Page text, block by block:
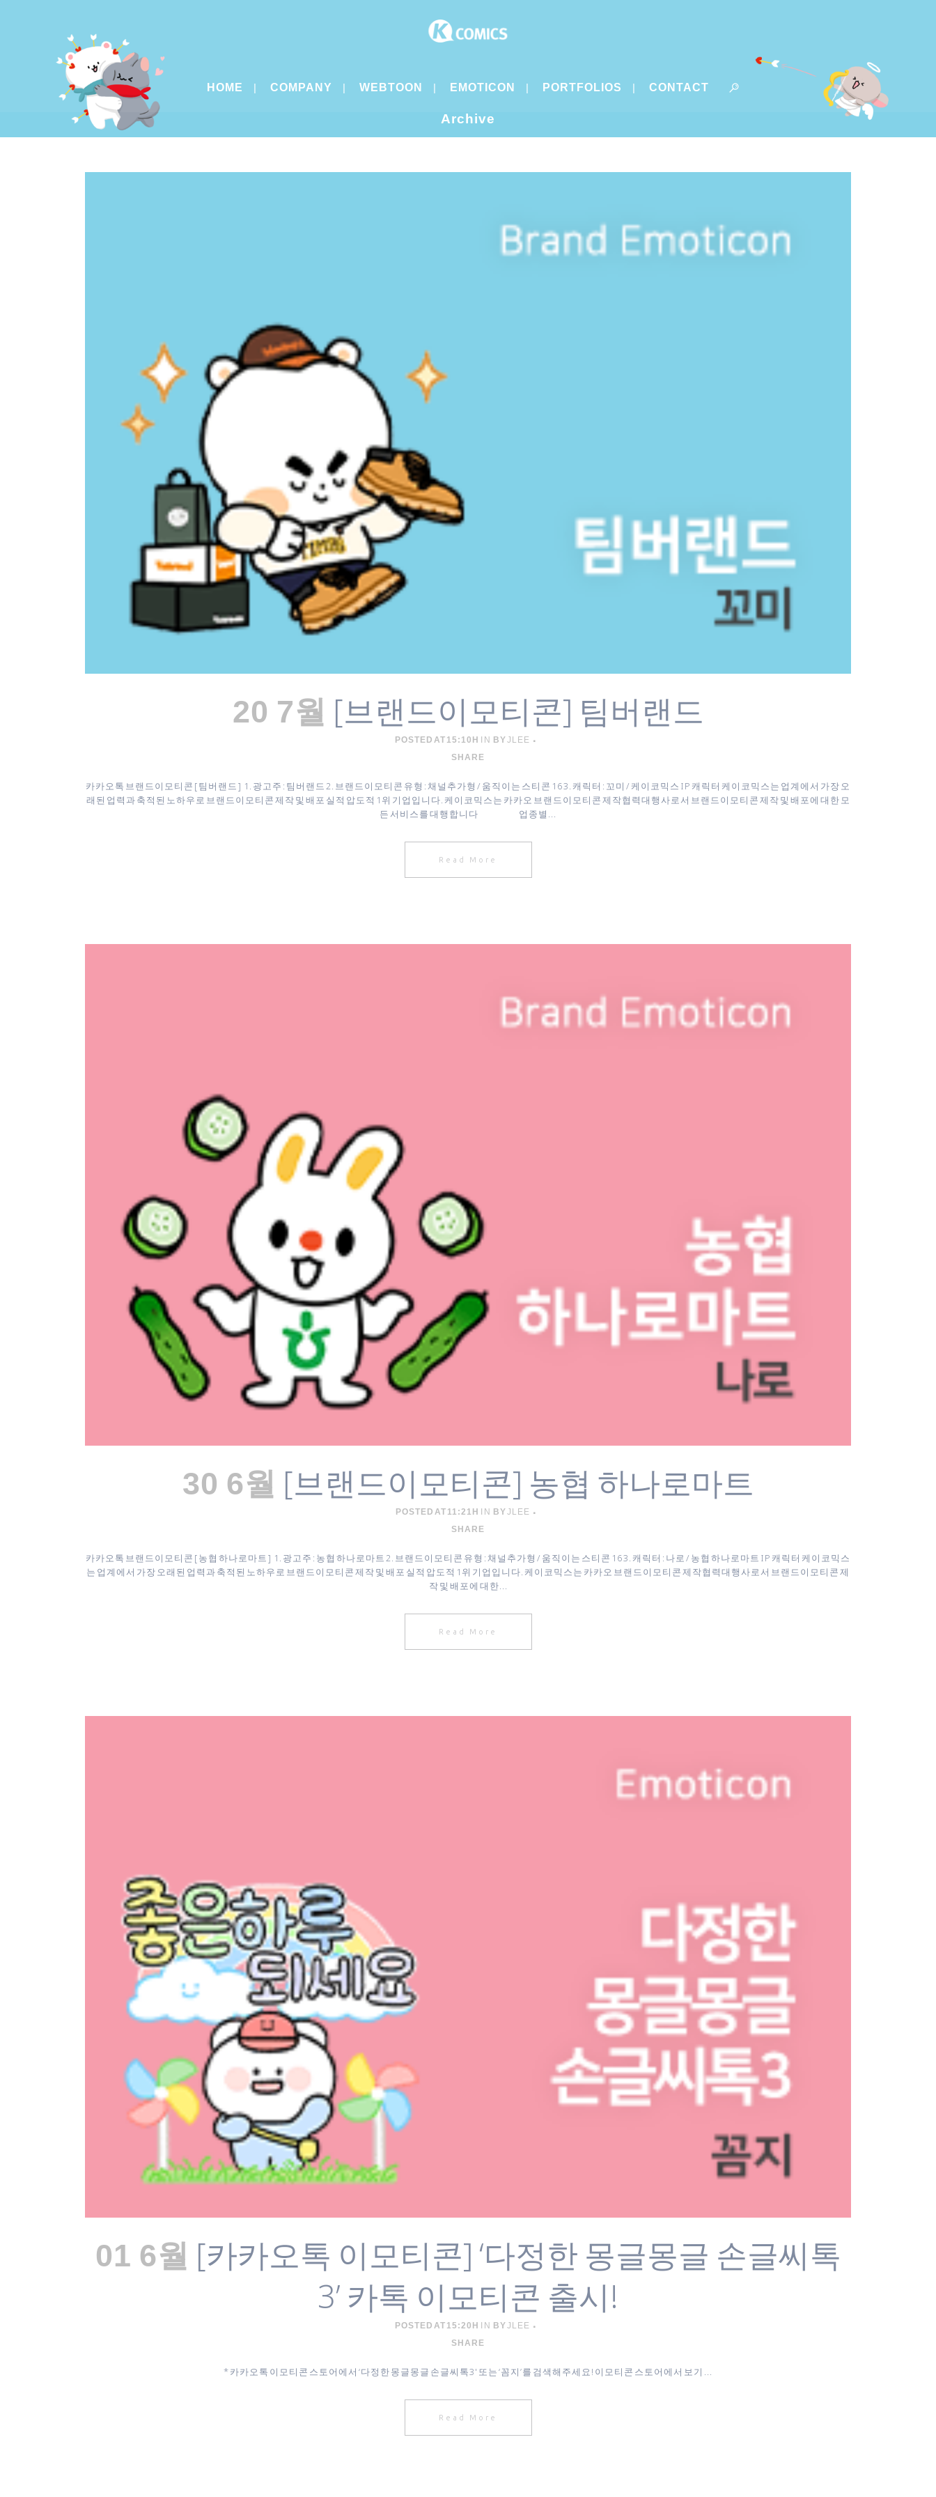
HOME COMPANY WEBTOON EMOTICON PORTFOLIOS CONTACT
Archive
20 7월 [브랜드이모티콘] 팀버랜드
POSTED AT 15:10H IN BYJLEE
SHARE
카카오톡 브랜드이모티콘 [ 팀버랜드 ] 1. 광고주 : 팀버랜드 2. 브랜드이모티콘 유형 : 채널추가형 / 움직이는 스티콘 16 3. 캐릭터 : 꼬미 / 케이코믹스 IP 캐릭터 케이코믹스는 업계에서 가장 오
래된 업력과 축적된 노하우로 브랜드이모티콘 제작 및 배포 실적 압도적 1위 기업입니다. 케이코믹스는 카카오 브랜드이모티콘 제작협력대행사로서 브랜드이모티콘 제작 및 배포에 대한 모
든 서비스를 대행합니다 업종별...
Read More
30 6월 [브랜드이모티콘] 농협 하나로마트
POSTED AT 11:21H IN BYJLEE
SHARE
카카오톡 브랜드이모티콘 [ 농협 하나로마트 ] 1. 광고주 : 농협 하나로마트 2. 브랜드이모티콘 유형 : 채널추가형 / 움직이는 스티콘 16 3. 캐릭터 : 나로 / 농협 하나로마트 IP 캐릭터 케이코믹스
는 업계에서 가장 오래된 업력과 축적된 노하우로 브랜드이모티콘 제작 및 배포 실적 압도적 1위 기업입니다. 케이코믹스는 카카오 브랜드이모티콘 제작협력대행사로서 브랜드이모티콘 제
작 및 배포에 대한...
Read More
01 6월 [카카오톡 이모티콘] ‘다정한 몽글몽글 손글씨톡
3’ 카톡 이모티콘 출시!
POSTED AT 15:20H IN BYJLEE
SHARE
* 카카오톡 이모티콘 스토어에서 ‘다정한 몽글몽글 손글씨톡3' 또는 ‘꼼지’를 검색해주세요! 이모티콘 스토어에서 보기 ...
Read More